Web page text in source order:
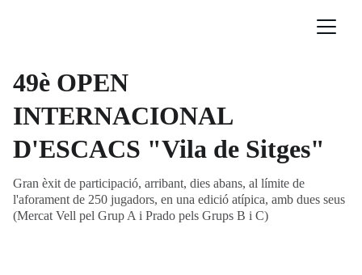
49è OPEN
INTERNACIONAL
D'ESCACS "Vila de Sitges"
Gran èxit de participació, arribant, dies abans, al límite de
l'aforament de 250 jugadors, en una edició atípica, amb dues seus
(Mercat Vell pel Grup A i Prado pels Grups B i C)